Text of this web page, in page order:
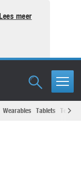
Lees meer
Wearables Tablets